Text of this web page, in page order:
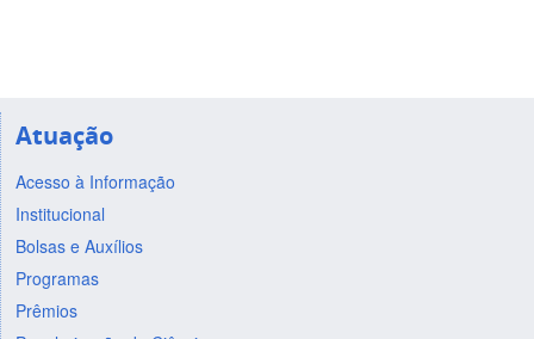
Atuação
Acesso à Informação
Institucional
Bolsas e Auxílios
Programas
Prêmios